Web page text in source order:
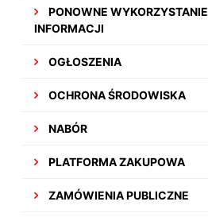
PONOWNE WYKORZYSTANIE
INFORMACJI
OGŁOSZENIA
OCHRONA ŚRODOWISKA
NABÓR
PLATFORMA ZAKUPOWA
ZAMÓWIENIA PUBLICZNE